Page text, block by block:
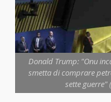
Donald Trump: "Onu
smetta di comprare
sette guerre"